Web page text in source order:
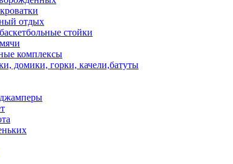
отдых
стойки
комплексы
домики, горки, качели,батуты